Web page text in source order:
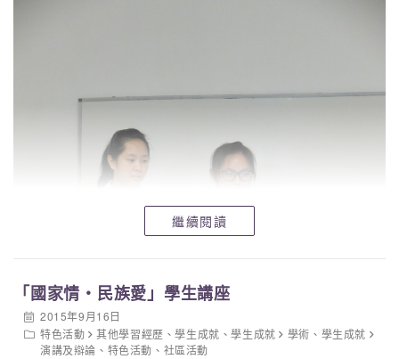
繼續閱讀
「國家情‧民族愛」學生講座
2015年9月16日
特色活動
其他學習經歷 、學生成就 、學生成就 學術 、 學生成就
演講及辯論 、 特色活動 、 社區活動